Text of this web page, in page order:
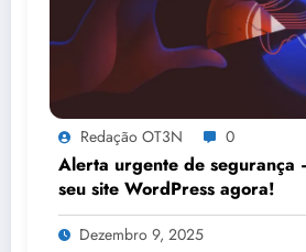
Redação OT3N 0
Alerta urgente de segurança
seu site WordPress agora!
Dezembro 9, 2025